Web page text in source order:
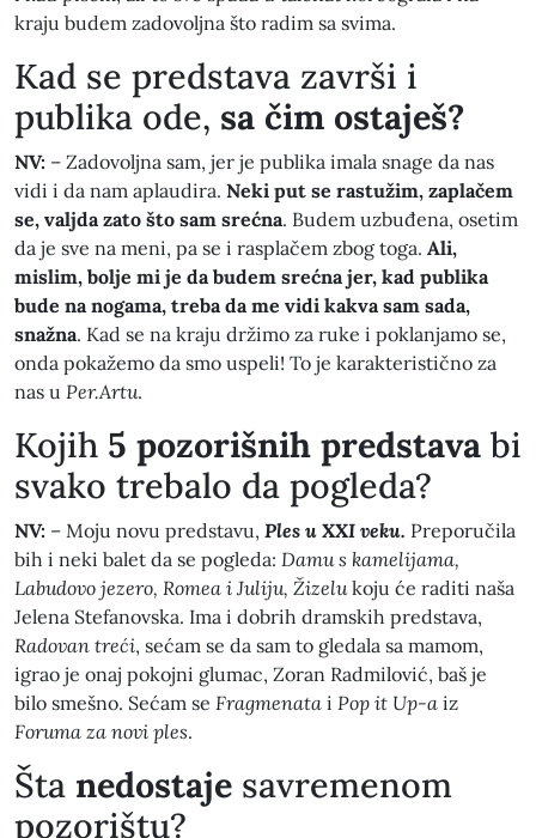
kraju budem zadovoljna što radim sa svima.
​Kad se predstava završi i
publika ode, sa čim ostaješ?
NV: – Zadovoljna sam, jer je publika imala snage da nas
vidi i da nam aplaudira. Neki put se rastužim, zaplačem
se, valjda zato što sam srećna. Budem uzbuđena, osetim
da je sve na meni, pa se i rasplačem zbog toga. Ali,
mislim, bolje mi je da budem srećna jer, kad publika
bude na nogama, treba da me vidi kakva sam sada,
snažna. Kad se na kraju držimo za ruke i poklanjamo se,
onda pokažemo da smo uspeli! To je karakteristično za
nas u Per.Artu.
​Kojih 5 pozorišnih predstava bi
svako trebalo da pogleda?
NV: – Moju novu predstavu, Ples u XXI veku. Preporučila
bih i neki balet da se pogleda: Damu s kamelijama,
Labudovo jezero, Romea i Juliju, Žizelukoju će raditi naša
Jelena Stefanovska. Ima i dobrih dramskih predstava,
Radovan treći, sećam se da sam to gledala sa mamom,
igrao je onaj pokojni glumac, Zoran Radmilović, baš je
bilo smešno. Sećam se Fragmenata i Pop it Up-a iz
Foruma za novi ples.
​Šta nedostaje savremenom
pozorištu?